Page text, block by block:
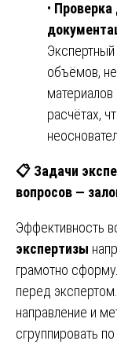
• Проверка
объёмов,
расчётах,
📋 Задачи
вопросов —
Эффективность
экспертизы
грамотно
перед
направление и
сгруппировать